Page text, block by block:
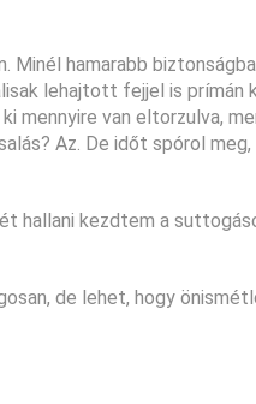
hamarabb
lehajtott fejjel is prímán
mennyire van eltorzulva,
Az. De időt spórol
hallani kezdtem a
de lehet, hogy